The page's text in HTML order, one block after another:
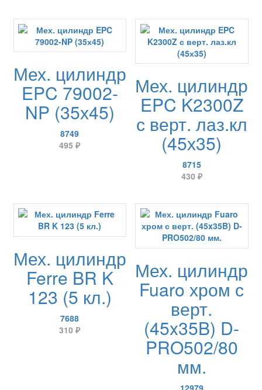
Мех. цилиндр
EPC 79002-
NP (35х45)
8749
495₽
Мех. цилиндр
EPC K2300Z
с верт. лаз.кл
(45х35)
8715
430 ₽
Мех. цилиндр
Ferre BR K
123 (5 кл.)
7688
310₽
Мех. цилиндр
Fuaro хром с
верт.
(45x35B) D-
PRO502/80
мм.
12979